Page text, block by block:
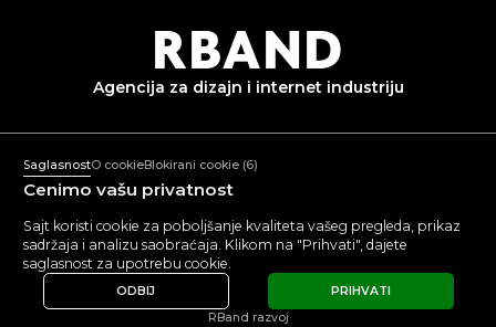
RBAND
Agencija za dizajn i internet industriju
Pon-Pet: 10:00-18:00
mail@rband.pro
POGLEDAJTE
RECENZIJE
SaglasnostO cookieBlokirani cookie (6)
Cenimo vašu privatnost
Sajt koristi cookie za poboljšanje kvaliteta vašeg pregleda, prikaz
sadržaja i analizu saobraćaja. Klikom na "Prihvati", dajete
saglasnost za upotrebu cookie.
PRIHVATI
ODBIJ
RBand razvoj